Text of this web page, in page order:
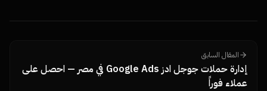
المقال السابق
إدارة حملات جوجل ادز Google Ads في مصر — احصل على
عملاء فوراً